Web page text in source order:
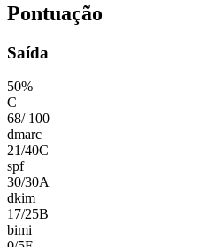
Pontuação
Saída
50%
C
68/ 100
dmarc
21/40C
spf
30/30A
dkim
17/25B
bimi